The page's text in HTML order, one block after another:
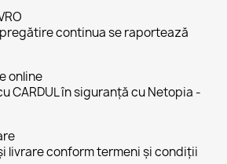
continua se raportează
online
CARDUL în siguranță cu Netopia -
livrare conform termeni și condiții